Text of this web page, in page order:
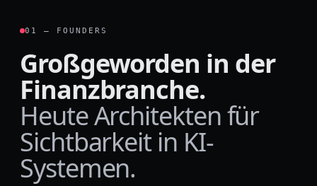
01 — FOUNDERS
Großgeworden in der
Finanzbranche.
Heute Architekten für
Sichtbarkeit in KI-
Systemen.